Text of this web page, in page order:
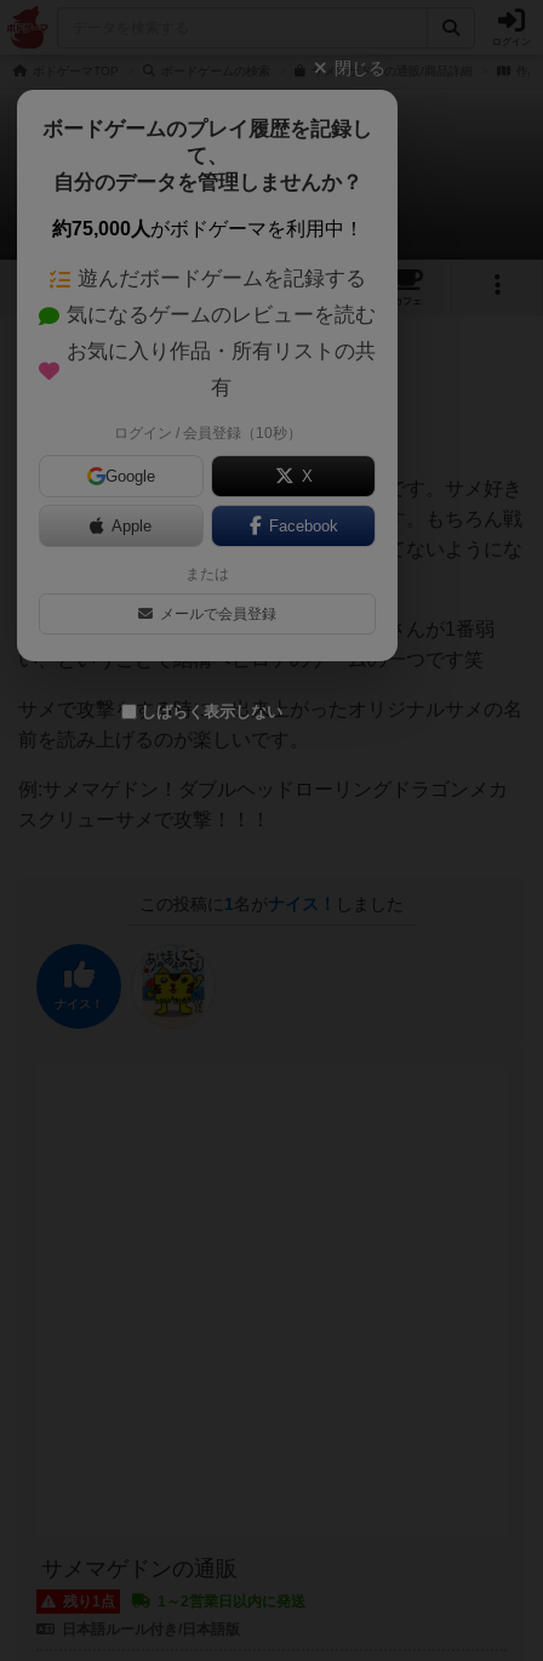
サメマゲドンの通販/商品詳細
サメマゲドン
ハトコヤさんのレビュー
5 4 13
カフェ
411名 1名 0 4年以上前
妻と娘と3人で遊びました。
とんでもないサメを作って競い合うゲームです。サメ好き
な子供がいる家庭では盛り上がると思います。もちろん戦
略性も運要素もありしっかり考えないと勝てないようにな
我が家ではお父さんが買ってきたのにお父さんが1番弱
い、ということで結構ヘビロテのゲームの一つです笑
サメで攻撃をする時に、出来上がったオリジナルサメの名
前を読み上げるのが楽しいです。
例:サメマゲドン！ダブルヘッドローリングドラゴンメカ
スクリューサメで攻撃！！！
この投稿に 1 名がナイス！ しました
ナイス！
サメマゲドンの通販
残り1点
1～2営業日以内に発送
閉じる
ボードゲームのプレイ履歴を記録し
て、
自分のデータを管理しませんか？
約75,000人がボドゲーマを利用中！
遊んだボードゲームを記録する
気になるゲームのレビューを読む
お気に入り作品・所有リストの共
有
ログイン / 会員登録（10秒）
Google X
Apple Facebook
または
メールで会員登録
しばらく表示しない